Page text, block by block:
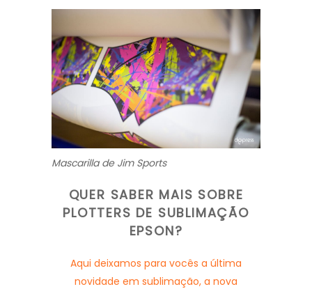
Mascarilla de Jim Sports
QUER SABER MAIS SOBRE
PLOTTERS DE SUBLIMAÇÃO
EPSON?
Aqui deixamos para vocês a última
novidade em sublimação, a nova